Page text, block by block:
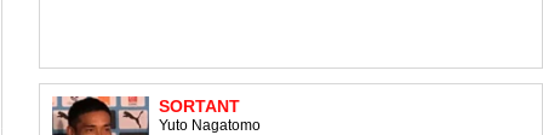
SORTANT
Yuto Nagatomo